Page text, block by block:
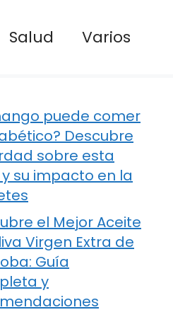
Salud Varios
puede comer
Descubre
sobre esta
su impacto en la
el Mejor Aceite
Virgen Extra de
Guía
y